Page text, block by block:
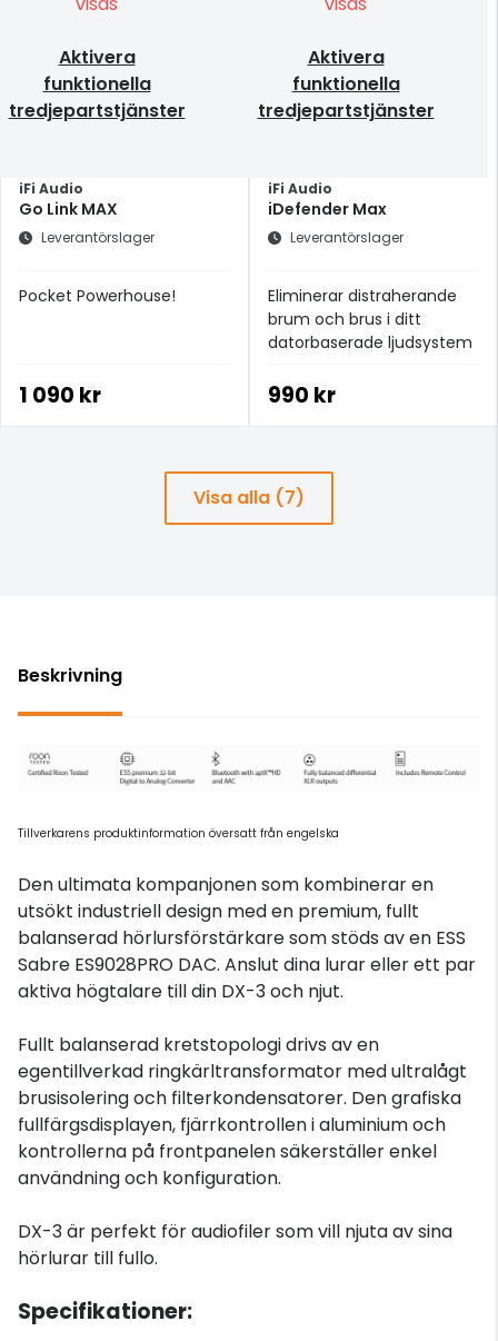
Aktivera
funktionella
tredjepartstjänster
iFi Audio
Go Link MAX
Leverantörslager
Pocket Powerhouse!
1 090 kr
Aktivera
funktionella
tredjepartstjänster
iFi Audio
iDefender Max
Leverantörslager
Eliminerar distraherande
brum och brus i ditt
datorbaserade ljudsystem
990 kr
Visa alla (7)
Beskrivning
Tillverkarens produktinformation översatt från engelska
Den ultimata kompanjonen som kombinerar en
utsökt industriell design med en premium, fullt
balanserad hörlursförstärkare som stöds av en ESS
Sabre ES9028PRO DAC. Anslut dina lurar eller ett par
aktiva högtalare till din DX-3 och njut.
Fullt balanserad kretstopologi drivs av en
egentillverkad ringkärltransformator med ultralågt
brusisolering och filterkondensatorer. Den grafiska
fullfärgsdisplayen, fjärrkontrollen i aluminium och
kontrollerna på frontpanelen säkerställer enkel
användning och konfiguration.
DX-3 är perfekt för audiofiler som vill njuta av sina
hörlurar till fullo.
Specifikationer: